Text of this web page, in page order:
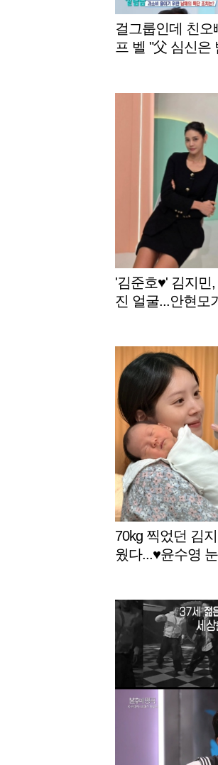
걸그룹인데 친오
프 벨 "父 심신은
'김준호♥' 김지민
진 얼굴...안현모
70kg 찍었던 김
웠다...♥윤수영